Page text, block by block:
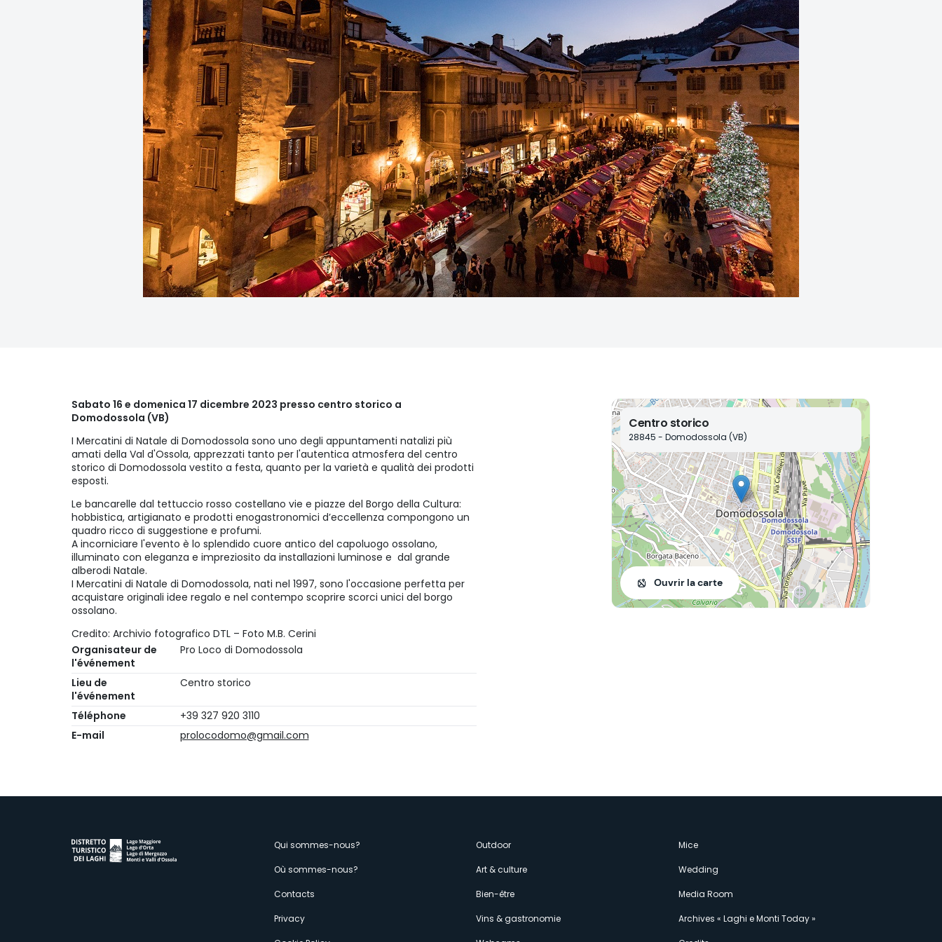
Sabato 16 e domenica 17 dicembre 2023 presso centro storico a
Domodossola (VB)
I Mercatini di Natale di Domodossola sono uno degli appuntamenti natalizi più
amati della Val d'Ossola, apprezzati tanto per l'autentica atmosfera del centro
storico di Domodossola vestito a festa, quanto per la varietà e qualità dei prodotti
esposti.
Le bancarelle dal tettuccio rosso costellano vie e piazze del Borgo della Cultura:
hobbistica, artigianato e prodotti enogastronomici d’eccellenza compongono un
quadro ricco di suggestione e profumi.
A incorniciare l'evento è lo splendido cuore antico del capoluogo ossolano,
illuminato con eleganza e impreziosito da installazioni luminose e dal grande
alberodi Natale.
I Mercatini di Natale di Domodossola, nati nel 1997, sono l'occasione perfetta per
acquistare originali idee regalo e nel contempo scoprire scorci unici del borgo
ossolano.
Credito: Archivio fotografico DTL – Foto M.B. Cerini
Organisateur de
l'événement
Pro Loco di Domodossola
Lieu de
l'événement
Centro storico
Téléphone
+39 327 920 3110
E-mail
prolocodomo@gmail.com
Centro storico
28845 - Domodossola (VB)
Ouvrir la carte
Menù
secondario
Qui sommes-nous?
Où sommes-nous?
Contacts
Privacy
Outdoor
Art & culture
Bien-être
Vins & gastronomie
Mice
Wedding
Media Room
Archives « Laghi e Monti Today »